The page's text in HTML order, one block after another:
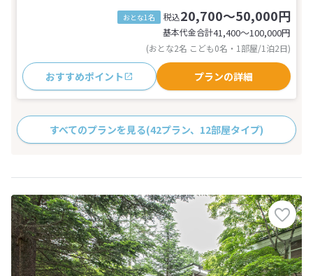
おとな1名 税込20,700～50,000円
基本代金合計41,400〜100,000円
(おとな2名 こども0名・1部屋/1泊2日)
おすすめポイント プランの詳細
すべてのプランを見る(42プラン、12部屋タイプ)